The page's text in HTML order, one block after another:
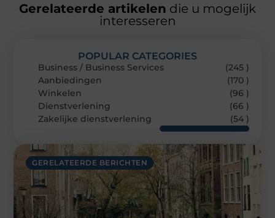
Gerelateerde artikelen die u mogelijk
interesseren
GERELATEERDE BERICHTEN
POPULAR CATEGORIES
Business / Business Services
(245 )
Aanbiedingen
(170 )
Winkelen
(96 )
Dienstverlening
(66 )
Zakelijke dienstverlening
(54 )